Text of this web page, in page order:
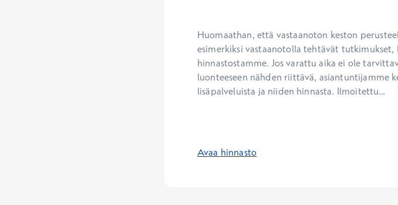
Huomaathan, että vastaanoton keston
esimerkiksi vastaanotolla tehtävät
hinnastostamme. Jos varattu aika ei ole
luonteeseen nähden riittävä, asiantuntijamme
lisäpalveluista ja niiden hinnasta. Ilmoitettu...
Avaa hinnasto